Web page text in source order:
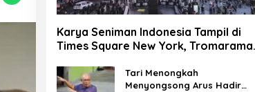
Karya Seniman Indonesia Tampil di
Times Square New York, Tromarama
Tari Menongkah
Menyongsong Arus Hadir